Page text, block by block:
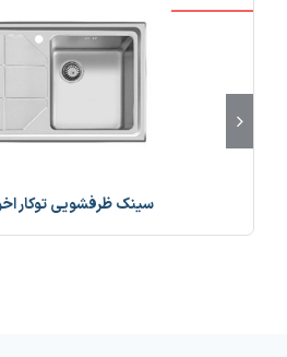
سینک ظرفشویی توکار